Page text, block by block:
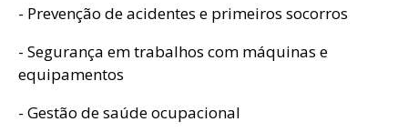
- Prevenção de acidentes e primeiros socorros
- Segurança em trabalhos com máquinas e
equipamentos
- Gestão de saúde ocupacional